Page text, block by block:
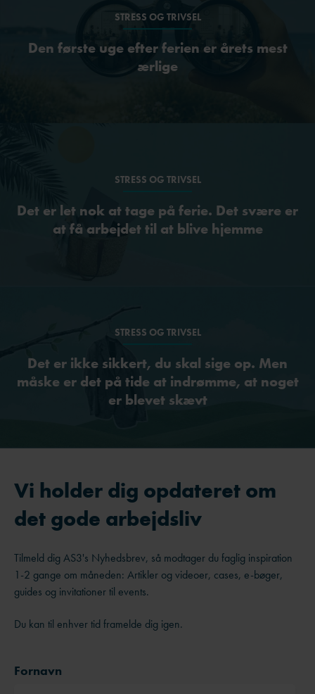
STRESS OG TRIVSEL
Den første uge efter ferien er årets mest
ærlige
STRESS OG TRIVSEL
Det er let nok at tage på ferie. Det svære er
at få arbejdet til at blive hjemme
STRESS OG TRIVSEL
Det er ikke sikkert, du skal sige op. Men
måske er det på tide at indrømme, at noget
er blevet skævt
Vi holder dig opdateret om
det gode arbejdsliv
Tilmeld dig AS3's Nyhedsbrev, så modtager du faglig inspiration
1-2 gange om måneden: Artikler og videoer, cases, e-bøger,
guides og invitationer til events.
Du kan til enhver tid framelde dig igen.
Fornavn